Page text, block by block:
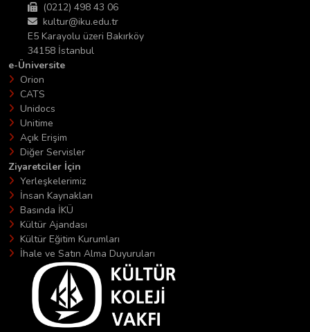
(0212) 498 43 06
kultur@iku.edu.tr
E5 Karayolu üzeri Bakırköy
34158 İstanbul
e-Üniversite
Orion
CATS
Unidocs
Unitime
Açık Erişim
Diğer Servisler
Ziyaretciler İçin
Yerleşkelerimiz
İnsan Kaynakları
Basında İKÜ
Kültür Ajandası
Kültür Eğitim Kurumları
İhale ve Satın Alma Duyuruları